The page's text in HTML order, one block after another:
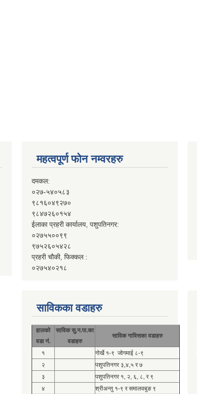
महत्वपूर्ण फोन नम्वरहरु
दमकल:
०२७-५४०५८३
९८१६०४९२७०
९८४७२६०१५४
ईलाका प्रहरी कार्यालय, पशुपतिनगर:
०२७५५००९९
९७५२६०५४२८
प्रहरी चौकी, फिक्कल :
०२७५४०२१८
साविकका वडाहरु
हालको
वडा नं.
साविक सु.न.पा.का
वडाहरु
साविक गाविसका वडाहरु
१
गोर्खे १-९ जोगमाई ८-९
२
पशुपतिनगर ३,४,५ र ७
३
पशुपतिनगर १, २, ६, ८, र ९
४
श्रीअन्तु १-९ र समालवबुङ ९